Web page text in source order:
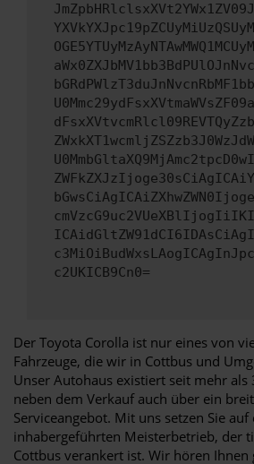
c2UKICB9Cn0=
Der Toyota Corolla ist nur eines von
Fahrzeuge, die wir in Cottbus und
Unser Autohaus existiert seit mehr als
neben dem Verkauf auch über ein
Serviceangebot. Mit uns setzen Sie auf
inhabergeführten Meisterbetrieb, der
Cottbus verankert ist. Wir hören